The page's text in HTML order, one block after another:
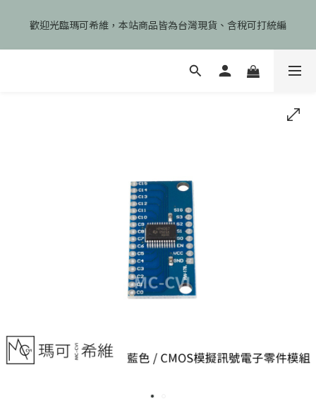
享99元免運卷！
歡迎光臨瑪可希維，本站商品皆為台灣現貨、含稅可打統編
🎉慶開幕🎉期間限定註冊會員即享199元免運、會員首次下單加碼